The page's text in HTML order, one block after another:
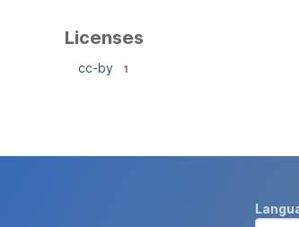
Licenses
cc-by 1